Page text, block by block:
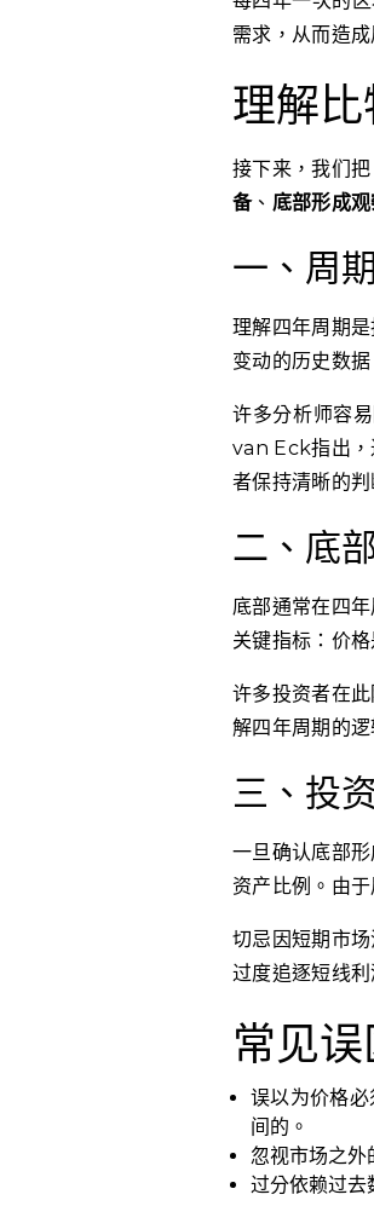
需求，从而造
理解
接下来，我们
备、 底部形成
一、周
理解四年周期
变动的历史数
许多分析师容
van Eck指出，
者保持清晰的判
二、底
底部通常在四
关键指标：价
许多投资者在
解四年周期的
三、投
一旦确认底部
资产比例。由
切忌因短期市
过度追逐短线
常见
误以为价格
间的。
忽视市场之外
过分依赖过去